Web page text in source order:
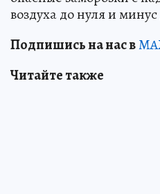
воздуха до нуля и минус
Подпишись на нас в
Читайте также